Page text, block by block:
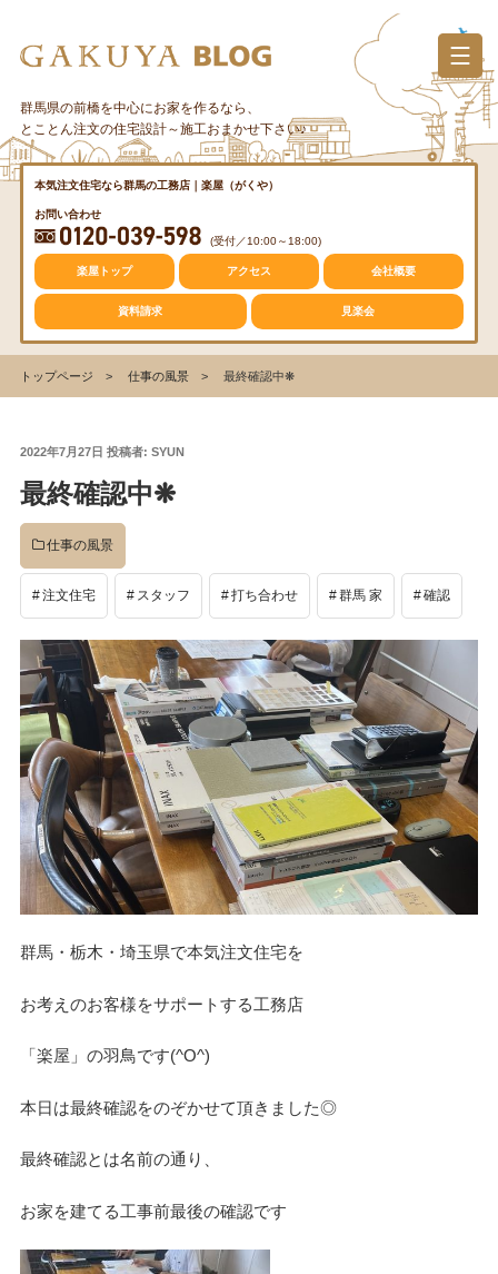
へ
ス
群馬県の前橋を中心にお家を作るなら、
とことん注文の住宅設計～施工おまかせ下さい♪
本気注文住宅なら群馬の工務店｜楽屋（がくや）
お問い合わせ
(受付／10:00～18:00)
楽屋トップ アクセス 会社概要
資料請求 見楽会
トップページ 仕事の風景 最終確認中❋
投
日:
2022年7月27日 投稿者: SYUN
最終確認中❋
仕事の風景
注文住宅 スタッフ 打ち合わせ 群馬 家 確認
群馬・栃木・埼玉県で本気注文住宅を
お考えのお客様をサポートする工務店
「楽屋」の羽鳥です(^O^)
本日は最終確認をのぞかせて頂きました◎
最終確認とは名前の通り、
お家を建てる工事前最後の確認です
カテゴリー
質問・疑問
トレンド
収納
イベント
工事中
設計
社長のコラム
店舗
設計グループ
施工グループ